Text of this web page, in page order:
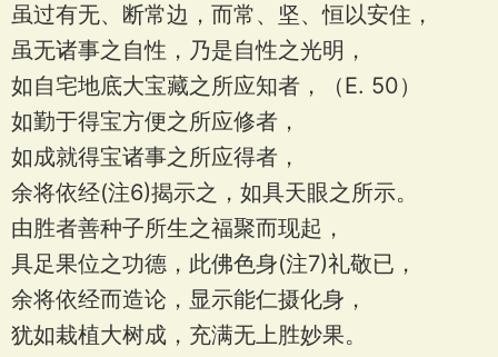
虽过有无、断常边，而常、坚、恒以安住，
虽无诸事之自性，乃是自性之光明，
如自宅地底大宝藏之所应知者，（E. 50）
如勤于得宝方便之所应修者，
如成就得宝诸事之所应得者，
余将依经(注6)揭示之，如具天眼之所示。
由胜者善种子所生之福聚而现起，
具足果位之功德，此佛色身(注7)礼敬已，
余将依经而造论，显示能仁摄化身，
犹如栽植大树成，充满无上胜妙果。